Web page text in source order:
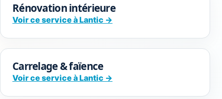
Rénovation intérieure
Voir ce service à Lantic →
Carrelage & faïence
Voir ce service à Lantic →